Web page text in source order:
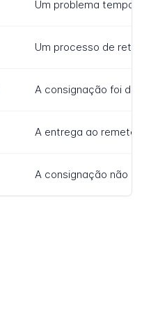
Um problema
Um processo de
A consignação foi
A entrega ao
A consignação não